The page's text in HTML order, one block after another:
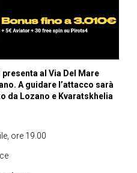
al Via Del Mare
A guidare l’attacco sarà
da Lozano e Kvaratskhelia
ore 19.00